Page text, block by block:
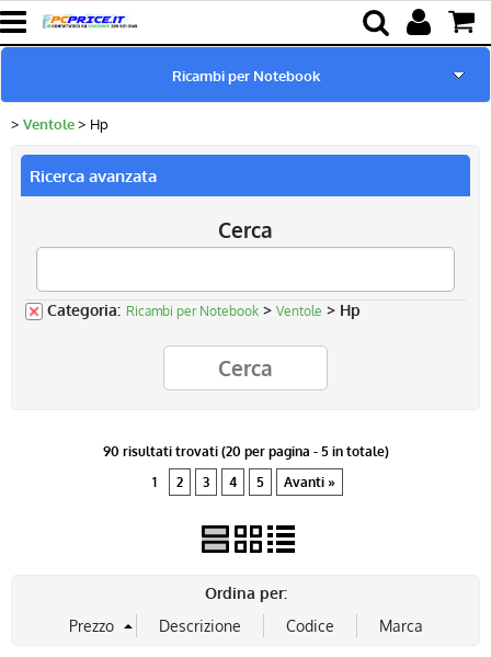
Batterie & Alimentatori
Ricambi per Notebook
Componenti
Lampade proiettori
Ventole Hp
Ricerca avanzata
Cerca
Categoria: Ricambi per Notebook > Ventole > Hp
90 risultati trovati (20 per pagina - 5 in totale)
1
2 3 4 5 Avanti »
Ordina per: